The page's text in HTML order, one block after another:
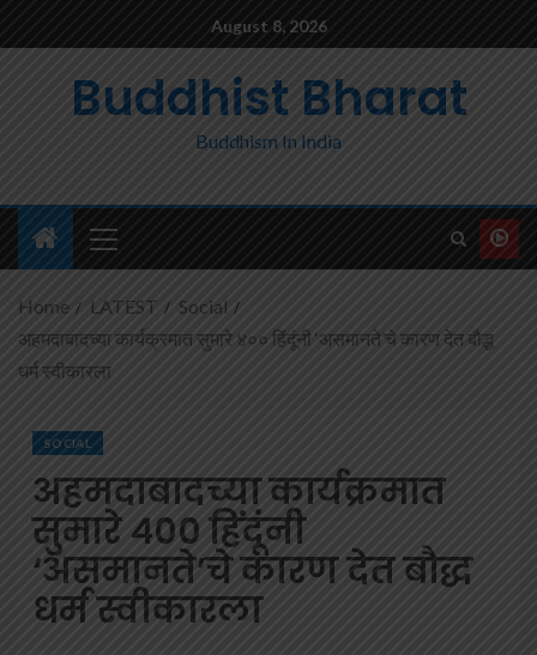
August 8, 2026
Buddhist Bharat
Buddhism In India
Home LATEST
Social
अहमदाबादच्या कार्यक्रमात सुमारे ४०० हिंदूंनी ‘असमानते’चे कारण देत बौद्ध
धर्म स्वीकारला
SOCIAL
अहमदाबादच्या कार्यक्रमात
सुमारे ४०० हिंदूंनी
‘असमानते’चे कारण देत बौद्ध
धर्म स्वीकारला